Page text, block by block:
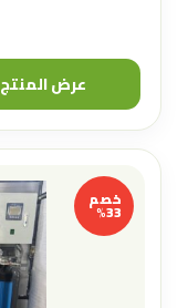
عرض المنتج
خصم
33%